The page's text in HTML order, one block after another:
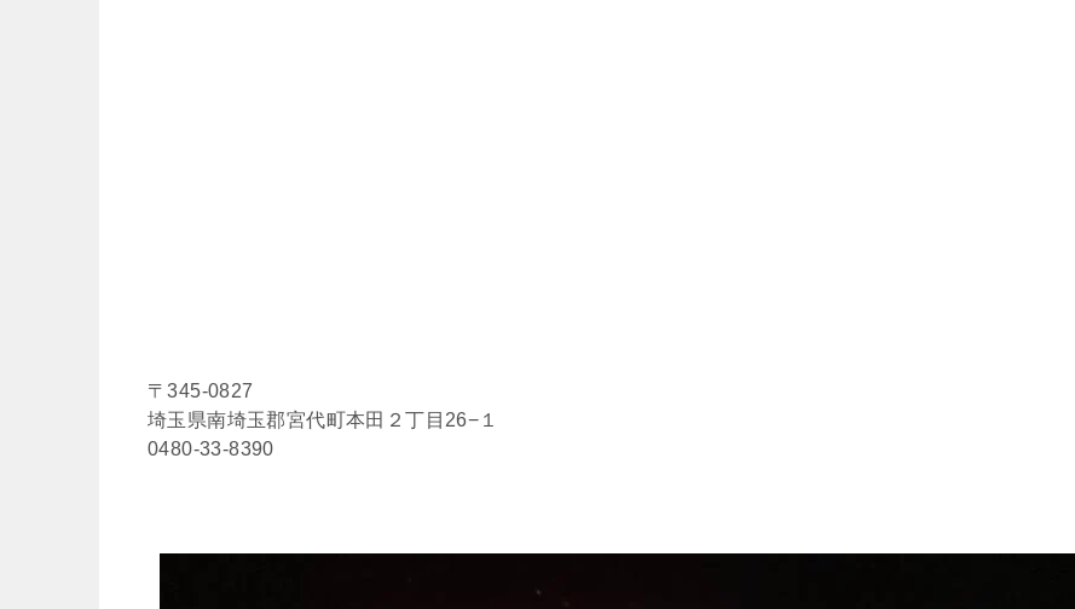
〒345-0827
埼玉県南埼玉郡宮代町本田２丁目26−１
0480-33-8390